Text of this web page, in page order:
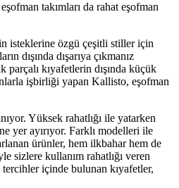
takımları da rahat eşofman
isteklerine özgü çeşitli stiller için
dışında dışarıya çıkmanız
kıyafetlerin dışında küçük
işbirliği yapan Kallisto, eşofman
Yüksek rahatlığı ile yatarken
yer ayırıyor. Farklı modelleri ile
ürünler, hem ilkbahar hem de
sizlere kullanım rahatlığı veren
içinde bulunan kıyafetler,